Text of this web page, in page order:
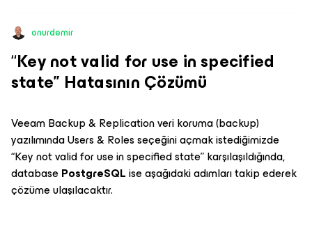
onurdemir
“Key not valid for use in specified
state” Hatasının Çözümü
Veeam Backup & Replication veri koruma (backup)
yazılımında Users & Roles seçeğini açmak istediğimizde
“Key not valid for use in specified state” karşılaşıldığında,
databasePostgreSQLise aşağıdaki adımları takip ederek
çözüme ulaşılacaktır.